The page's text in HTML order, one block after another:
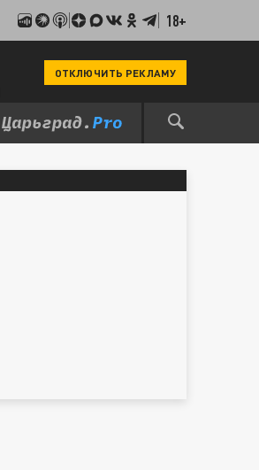
18+
ОТКЛЮЧИТЬ РЕКЛАМУ